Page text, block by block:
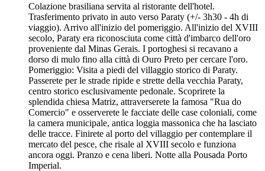
Colazione brasiliana servita al ristorante dell'hotel.
Trasferimento privato in auto verso Paraty (+/- 3h30 - 4h di
viaggio). Arrivo all'inizio del pomeriggio. All'inizio del XVIII
secolo, Paraty era riconosciuta come città d'imbarco dell'oro
proveniente dal Minas Gerais. I portoghesi si recavano a
dorso di mulo fino alla città di Ouro Preto per cercare l'oro.
Pomeriggio: Visita a piedi del villaggio storico di Paraty.
Passerete per le strade ripide e strette della vecchia Paraty,
centro storico esclusivamente pedonale. Scoprirete la
splendida chiesa Matriz, attraverserete la famosa "Rua do
Comercio" e osserverete le facciate delle case coloniali, come
la camera municipale, antica loggia massonica che ha lasciato
delle tracce. Finirete al porto del villaggio per contemplare il
mercato del pesce, che risale al XVIII secolo e funziona
ancora oggi. Pranzo e cena liberi. Notte alla Pousada Porto
Imperial.